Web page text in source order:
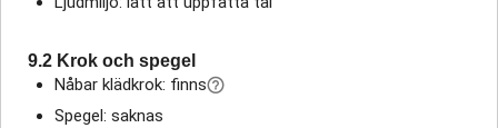
9.2 Krok och spegel
Nåbar klädkrok: finns
Spegel: saknas